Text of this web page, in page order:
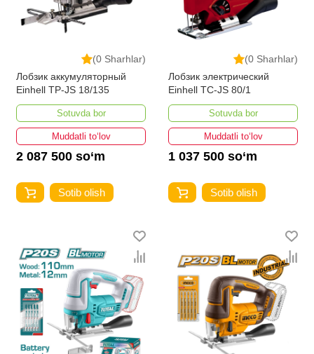
(0 Sharhlar)
Лобзик аккумуляторный
Einhell TP-JS 18/135
Sotuvda bor
Muddatli to‘lov
2 087 500 so‘m
Sotib olish
(0 Sharhlar)
Лобзик электрический
Einhell TC-JS 80/1
Sotuvda bor
Muddatli to‘lov
1 037 500 so‘m
Sotib olish